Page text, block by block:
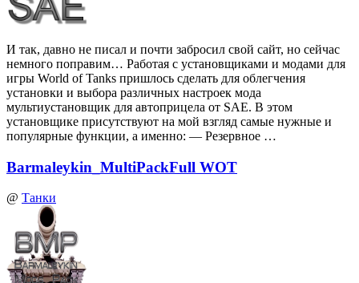
И так, давно не писал и почти забросил свой сайт, но сейчас
немного поправим… Работая с установщиками и модами для
игры World of Tanks пришлось сделать для облегчения
установки и выбора различных настроек мода
мультиустановщик для автоприцела от SAE. В этом
установщике присутствуют на мой взгляд самые нужные и
популярные функции, а именно: — Резервное …
Barmaleykin_MultiPackFull WOT
@ Танки